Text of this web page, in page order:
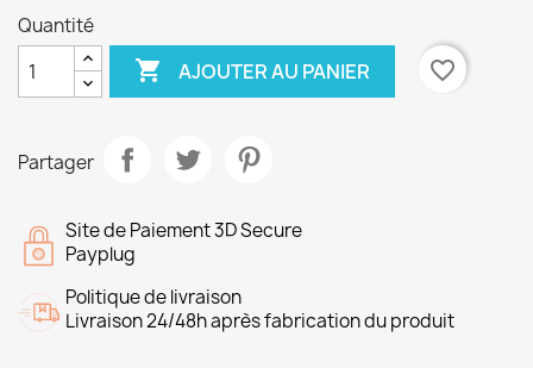
Quantité
 AJOUTER AU PANIER favorite_border
Partager
Site de Paiement 3D Secure
Payplug
Politique de livraison
Livraison 24/48h après fabrication du produit